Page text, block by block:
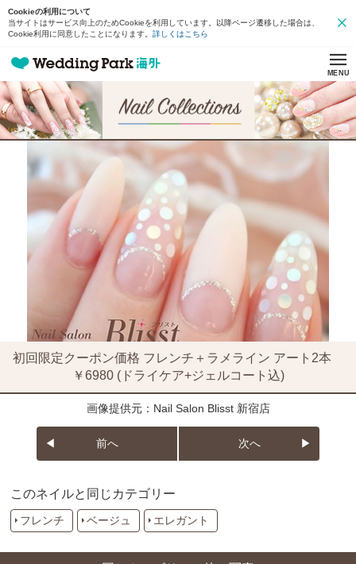
Cookieの利用について
当サイトはサービス向上のためCookieを利用しています。以降ページ遷移した場合は、
Cookie利用に同意したことになります。 詳しくはこちら
MENU
初回限定クーポン価格 フレンチ＋ラメライン アート2本
￥6980 (ドライケア+ジェルコート込)
画像提供元：Nail Salon Blisst 新宿店
前へ 次へ
このネイルと同じカテゴリー
フレンチ ベージュ エレガント